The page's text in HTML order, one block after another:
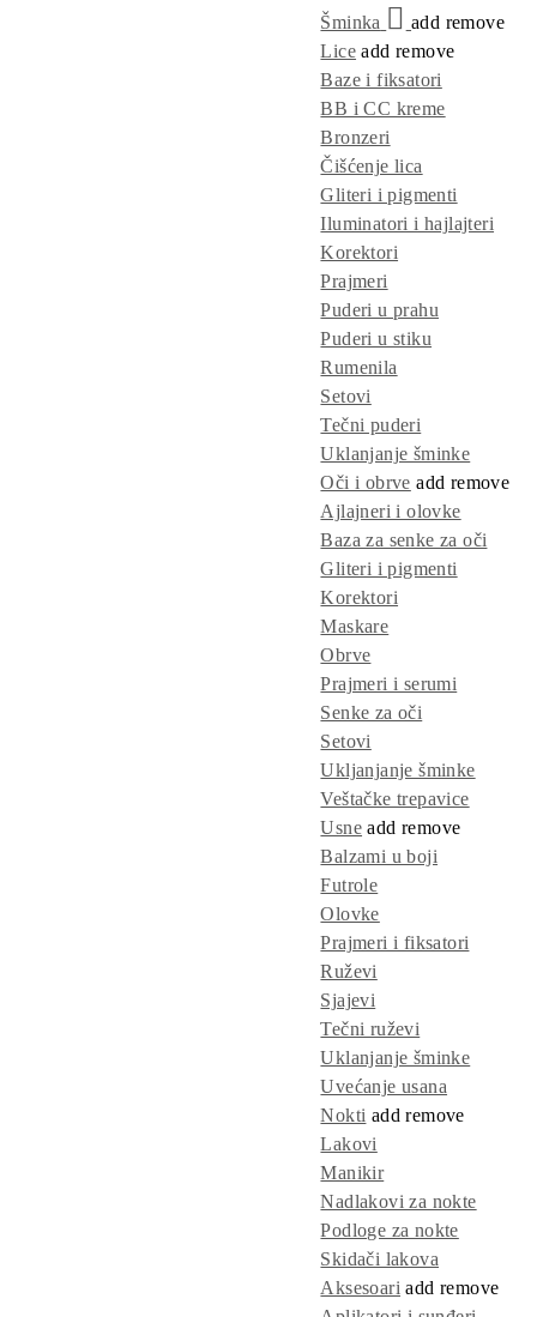
Šminka add remove
Lice addremove
Baze i fiksatori
BB i CC kreme
Bronzeri
Čišćenje lica
Gliteri i pigmenti
Iluminatori i hajlajteri
Korektori
Prajmeri
Puderi u prahu
Puderi u stiku
Rumenila
Setovi
Tečni puderi
Uklanjanje šminke
Oči i obrve add remove
Ajlajneri i olovke
Baza za senke za oči
Gliteri i pigmenti
Korektori
Maskare
Obrve
Prajmeri i serumi
Senke za oči
Setovi
Ukljanjanje šminke
Veštačke trepavice
Usne addremove
Balzami u boji
Futrole
Olovke
Prajmeri i fiksatori
Ruževi
Sjajevi
Tečni ruževi
Uklanjanje šminke
Uvećanje usana
Nokti addremove
Lakovi
Manikir
Nadlakovi za nokte
Podloge za nokte
Skidači lakova
Aksesoari addremove